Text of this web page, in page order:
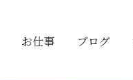
お仕事 ブログ